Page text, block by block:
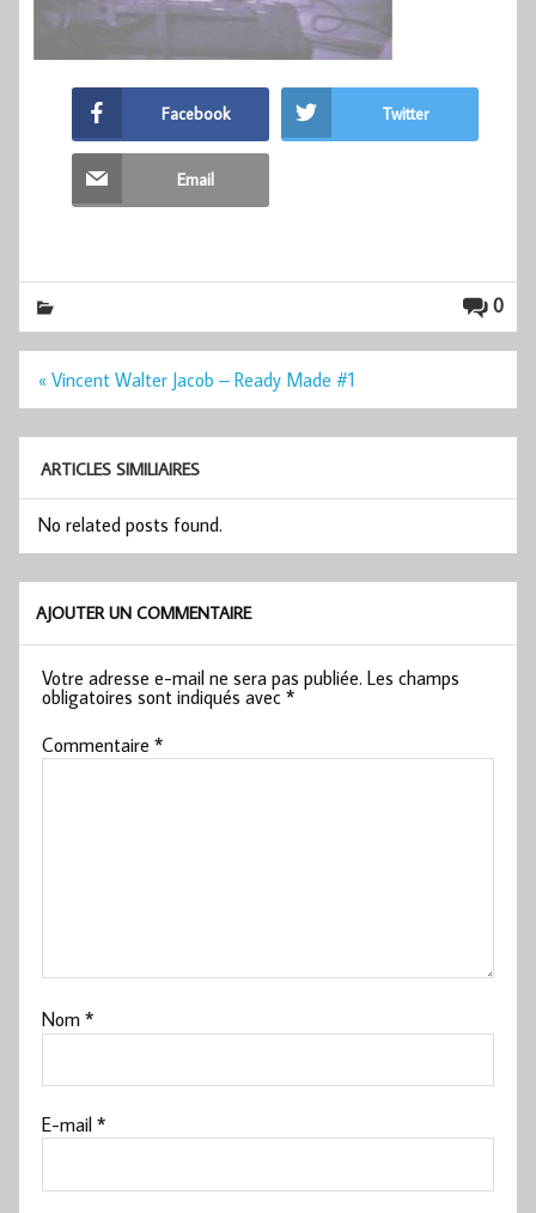
Facebook Twitter
Email
0
Navigation
« Vincent Walter Jacob – Ready Made #1
ARTICLES SIMILIAIRES
No related posts found.
AJOUTER UN COMMENTAIRE
Votre adresse e-mail ne sera pas publiée. Les champs
obligatoires sont indiqués avec*
Commentaire*
Nom*
E-mail*